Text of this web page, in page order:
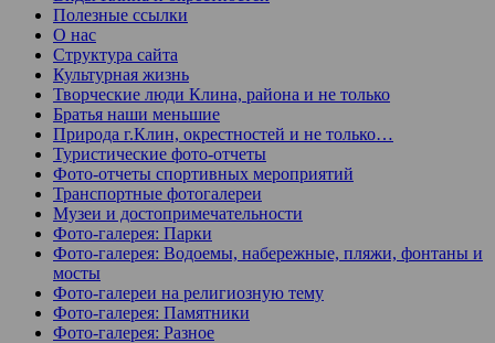
Полезные ссылки
О нас
Структура сайта
Культурная жизнь
Творческие люди Клина, района и не только
Братья наши меньшие
Природа г.Клин, окрестностей и не только…
Туристические фото-отчеты
Фото-отчеты спортивных мероприятий
Транспортные фотогалереи
Музеи и достопримечательности
Фото-галерея: Парки
Фото-галерея: Водоемы, набережные, пляжи, фонтаны и
мосты
Фото-галереи на религиозную тему
Фото-галерея: Памятники
Фото-галерея: Разное